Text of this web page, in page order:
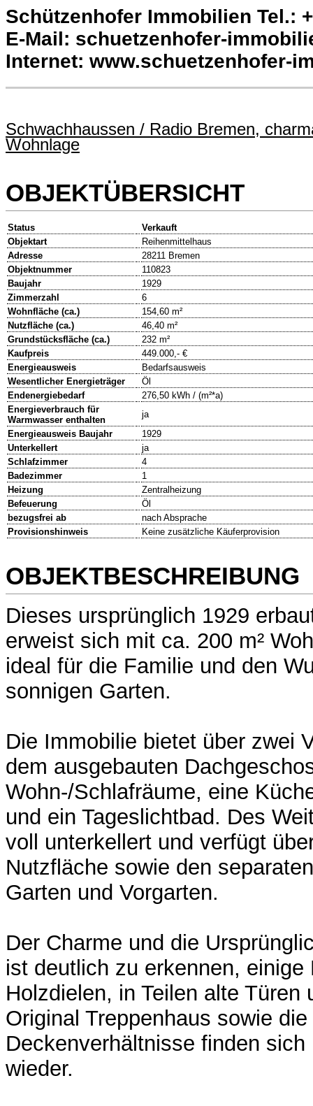
Schützenhofer Immobilien Tel.:
E-Mail: schuetzenhofer-
Internet: www.schuetzenhofer-
Schwachhaussen / Radio Bremen,
Wohnlage
OBJEKTÜBERSICHT
Status
Verkauft
Objektart
Reihenmittelhaus
Adresse
28211 Bremen
Objektnummer
110823
Baujahr
1929
Zimmerzahl
6
Wohnfläche (ca.)
154,60 m²
Nutzfläche (ca.)
46,40 m²
Grundstücksfläche (ca.)
232 m²
Kaufpreis
449.000,- €
Energieausweis
Bedarfsausweis
Wesentlicher Energieträger
Öl
Endenergiebedarf
276,50 kWh / (m²*a)
Energieverbrauch für
Warmwasser enthalten
ja
Energieausweis Baujahr
1929
Unterkellert
ja
Schlafzimmer
4
Badezimmer
1
Heizung
Zentralheizung
Befeuerung
Öl
bezugsfrei ab
nach Absprache
Provisionshinweis
Keine zusätzliche Käuferprovision
OBJEKTBESCHREIBUNG
Dieses ursprünglich 1929
erweist sich mit ca. 200 m²
ideal für die Familie und den
sonnigen Garten.
Die Immobilie bietet über zwei
dem ausgebauten
Wohn-/Schlafräume, eine
und ein Tageslichtbad. Des
voll unterkellert und verfügt
Nutzfläche sowie den
Garten und Vorgarten.
Der Charme und die
ist deutlich zu erkennen,
Holzdielen, in Teilen alte Türen
Original Treppenhaus sowie
Deckenverhältnisse finden
wieder.